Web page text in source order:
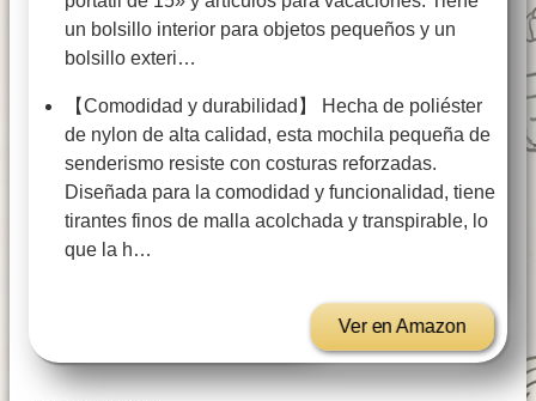
un bolsillo interior para objetos pequeños y un
bolsillo exteri…
【Comodidad y durabilidad】 Hecha de poliéster
de nylon de alta calidad, esta mochila pequeña de
senderismo resiste con costuras reforzadas.
Diseñada para la comodidad y funcionalidad, tiene
tirantes finos de malla acolchada y transpirable, lo
que la h…
Ver en Amazon